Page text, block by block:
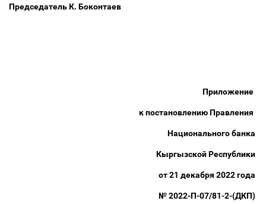
Председатель К. Боконтаев
Приложение
к постановлению Правления
Национального банка
Кыргызской Республики
от 21 декабря 2022 года
№ 2022-П-07/81-2-(ДКП)